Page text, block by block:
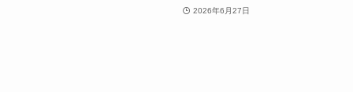
2026年6月27日